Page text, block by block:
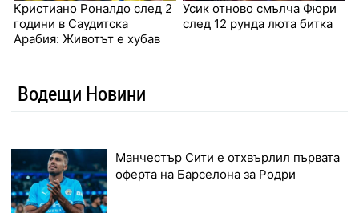
Кристиано Роналдо след 2
години в Саудитска
Арабия: Животът е хубав
Усик отново смълча Фюри
след 12 рунда люта битка
Водещи Новини
Манчестър Сити е отхвърлил първата
оферта на Барселона за Родри